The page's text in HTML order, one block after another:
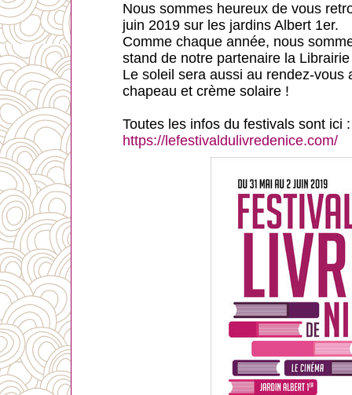
Nous sommes heureux de vous
juin 2019 sur les jardins Albert 1er.
Comme chaque année, nous
stand de notre partenaire la
Le soleil sera aussi au rendez-vous
chapeau et crème solaire !
Toutes les infos du festivals sont ici :
https://lefestivaldulivredenice.com/